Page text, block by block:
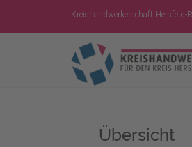
Kreishandwerkerschaft
Übersicht